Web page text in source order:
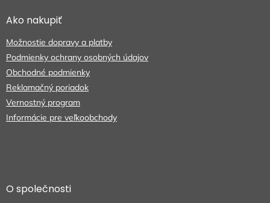
ä
e
Ako nakupiť
Možnostie dopravy a platby
Podmienky ochrany osobných údajov
Obchodné podmienky
Reklamačný poriadok
Vernostný program
Informácie pre veľkoobchody
O společnosti